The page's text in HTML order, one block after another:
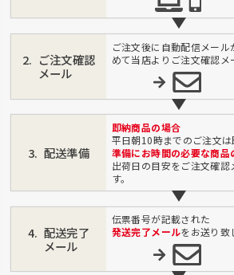
ご注文確認
メール
ご注文後に自動配信メー
めて当店よりご注文確認メ
配送準備
即納商品の場合
平日朝10時までのご注文は
準備にお時間の必要な商品
出荷日の目安をご注文確
す。
配送完了
メール
伝票番号が記載された
発送完了メールをお送り致